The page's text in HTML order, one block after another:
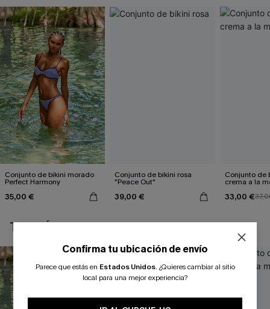
Conjunto de bikini morado
Perfect Harmony
35,00 €
Conjunto de bikini rosa
"Peace Out"
39,00 €
Conjunto de
crema a la
33,00 €
TAMBIÉN TE PUEDE GUSTAR
Confirma tu ubicación de envío
Parece que estás en Estados Unidos. ¿Quieres cambiar al sitio
local para una mejor experiencia?